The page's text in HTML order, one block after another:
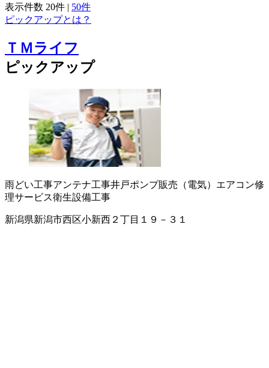
表示件数 20件 | 50件
ピックアップとは？
ＴＭライフ
ピックアップ
雨どい工事アンテナ工事井戸ポンプ販売（電気） エアコン修
理サービス衛生設備工事
新潟県新潟市西区小新西２丁目１９－３１